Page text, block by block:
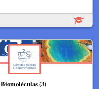
Biomoléculas (3)